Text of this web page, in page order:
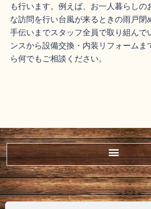
も行います。例えば、お一人暮らしの
な訪問を行い台風が来るときの雨戸閉
手伝いまでスタッフ全員で取り組んで
ンスから設備交換・内装リフォームま
ら何でもご相談ください。